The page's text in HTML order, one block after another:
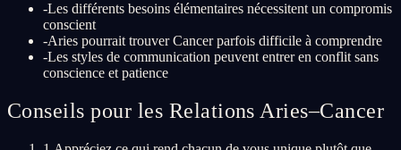
-Les différents besoins élémentaires nécessitent un compromis
conscient
-Aries pourrait trouver Cancer parfois difficile à comprendre
-Les styles de communication peuvent entrer en conflit sans
conscience et patience
Conseils pour les Relations Aries–Cancer